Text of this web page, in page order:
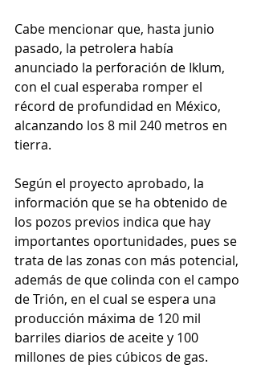
Cabe mencionar que, hasta junio
pasado, la petrolera había
anunciado la perforación de Iklum,
con el cual esperaba romper el
récord de profundidad en México,
alcanzando los 8 mil 240 metros en
tierra.
Según el proyecto aprobado, la
información que se ha obtenido de
los pozos previos indica que hay
importantes oportunidades, pues se
trata de las zonas con más potencial,
además de que colinda con el campo
de Trión, en el cual se espera una
producción máxima de 120 mil
barriles diarios de aceite y 100
millones de pies cúbicos de gas.